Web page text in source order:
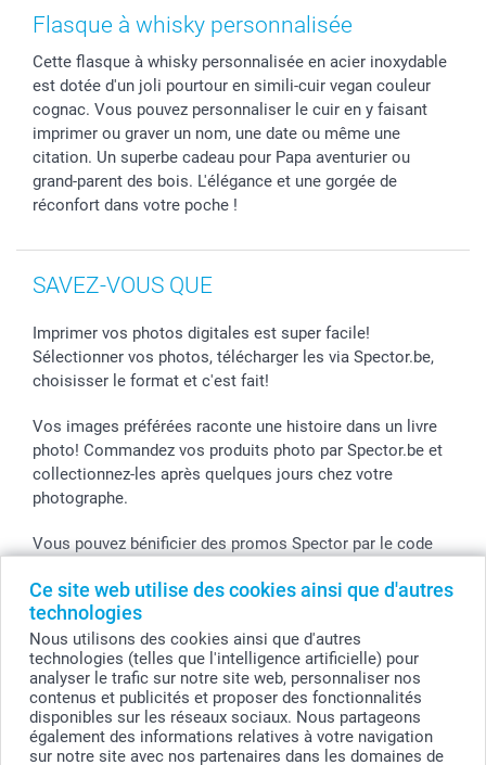
Ce site web utilise des cookies ainsi que d'autres
technologies
Nous utilisons des cookies ainsi que d'autres
technologies (telles que l'intelligence artificielle) pour
analyser le trafic sur notre site web, personnaliser nos
contenus et publicités et proposer des fonctionnalités
disponibles sur les réseaux sociaux. Nous partageons
également des informations relatives à votre navigation
sur notre site avec nos partenaires dans les domaines de
Cadres photo, accessoires déco & bonbons
Coques smartphone
Stickers & Etiquettes
Statut de ma commnade
Flasque à whisky personnalisée
Cette flasque à whisky personnalisée en acier inoxydable
est dotée d'un joli pourtour en simili-cuir vegan couleur
cognac. Vous pouvez personnaliser le cuir en y faisant
imprimer ou graver un nom, une date ou même une
citation. Un superbe cadeau pour Papa aventurier ou
grand-parent des bois. L'élégance et une gorgée de
réconfort dans votre poche !
SAVEZ-VOUS QUE
Imprimer vos photos digitales est super facile!
Sélectionner vos photos, télécharger les via Spector.be,
choisisser le format et c'est fait!
Vos images préférées raconte une histoire dans un livre
photo! Commandez vos produits photo par Spector.be et
collectionnez-les après quelques jours chez votre
photographe.
Vous pouvez bénificier des promos Spector par le code
© smartphoto group. Tous droits réservés
smartphoto group SA.
Siège social : Kwatrechtsteenweg 160, 9230 Wetteren, Belgique
Numéro de TVA BE 0405.706.755
Numéro d'entreprise 0405.706.755.
Coordonnées bancaires: IBAN BE71 2850 2711 5569 - BIC: GEBABEBB
Tous les prix sont en EURO (€), TVA incluse et hors frais de port.